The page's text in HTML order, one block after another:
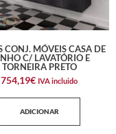
CONJ. MÓVEIS CASA DE
C/ LAVATÓRIO E
TORNEIRA PRETO
754,19€ IVA incluido
ADICIONAR